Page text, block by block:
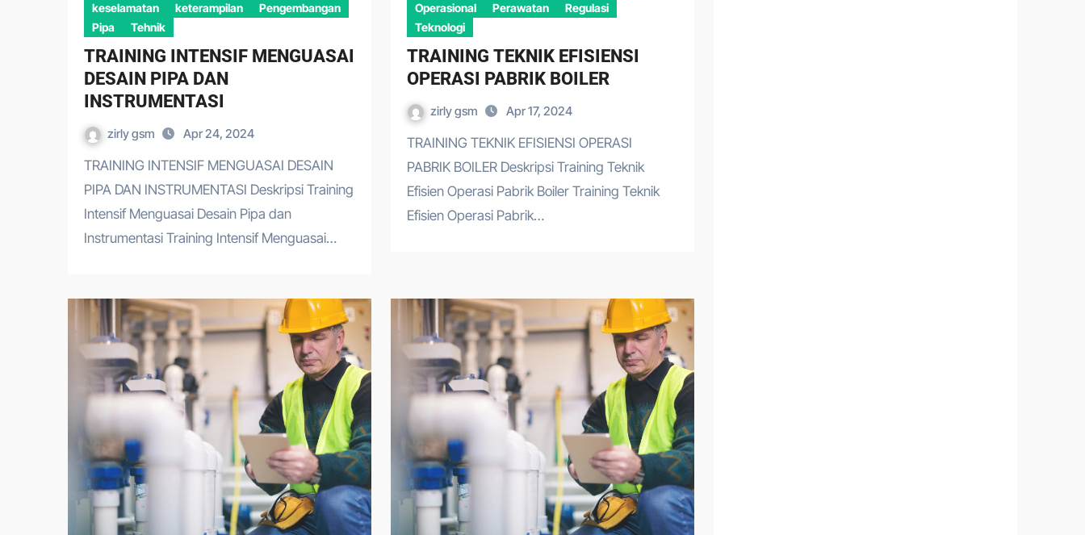
keselamatan
keterampilan
Pengembangan
Pipa
Tehnik
TRAINING INTENSIF MENGUASAI
DESAIN PIPA DAN
INSTRUMENTASI
zirly gsm Apr 24, 2024
TRAINING INTENSIF MENGUASAI DESAIN
PIPA DAN INSTRUMENTASI Deskripsi Training
Intensif Menguasai Desain Pipa dan
Instrumentasi Training Intensif Menguasai…
Operasional
Perawatan
Regulasi
Teknologi
TRAINING TEKNIK EFISIENSI
OPERASI PABRIK BOILER
zirly gsm Apr 17, 2024
TRAINING TEKNIK EFISIENSI OPERASI
PABRIK BOILER Deskripsi Training Teknik
Efisien Operasi Pabrik Boiler Training Teknik
Efisien Operasi Pabrik…